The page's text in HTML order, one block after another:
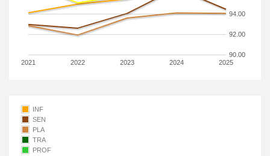
2021 2022 2023 2024 2025
90.00
92.00
94.00
INF
SEN
PLA
TRA
PROF